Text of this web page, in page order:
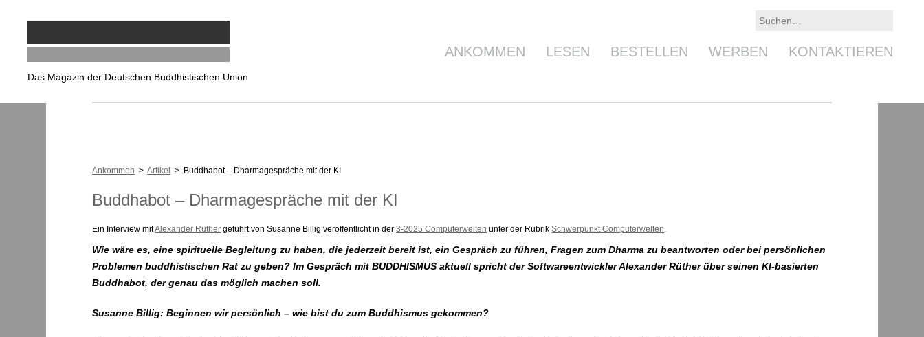
Das Magazin der Deutschen Buddhistischen Union
ANKOMMEN LESEN BESTELLEN WERBEN KONTAKTIEREN
Ankommen >Artikel > Buddhabot – Dharmagespräche mit der KI
Buddhabot – Dharmagespräche mit der KI
Ein Interview mitAlexander Rüther geführt von Susanne Billig veröffentlicht in der3-2025 Computerwelten unter der RubrikSchwerpunkt Computerwelten.
Wie wäre es, eine spirituelle Begleitung zu haben, die jederzeit bereit ist, ein Gespräch zu führen, Fragen zum Dharma zu beantworten oder bei persönlichen
Problemen buddhistischen Rat zu geben? Im Gespräch mit BUDDHISMUS aktuell spricht der Softwareentwickler Alexander Rüther über seinen KI-basierten
Buddhabot, der genau das möglich machen soll.
Susanne Billig: Beginnen wir persönlich – wie bist du zum Buddhismus gekommen?